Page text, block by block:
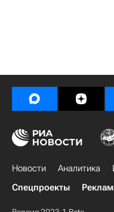
Новости Аналитика
Спецпроекты